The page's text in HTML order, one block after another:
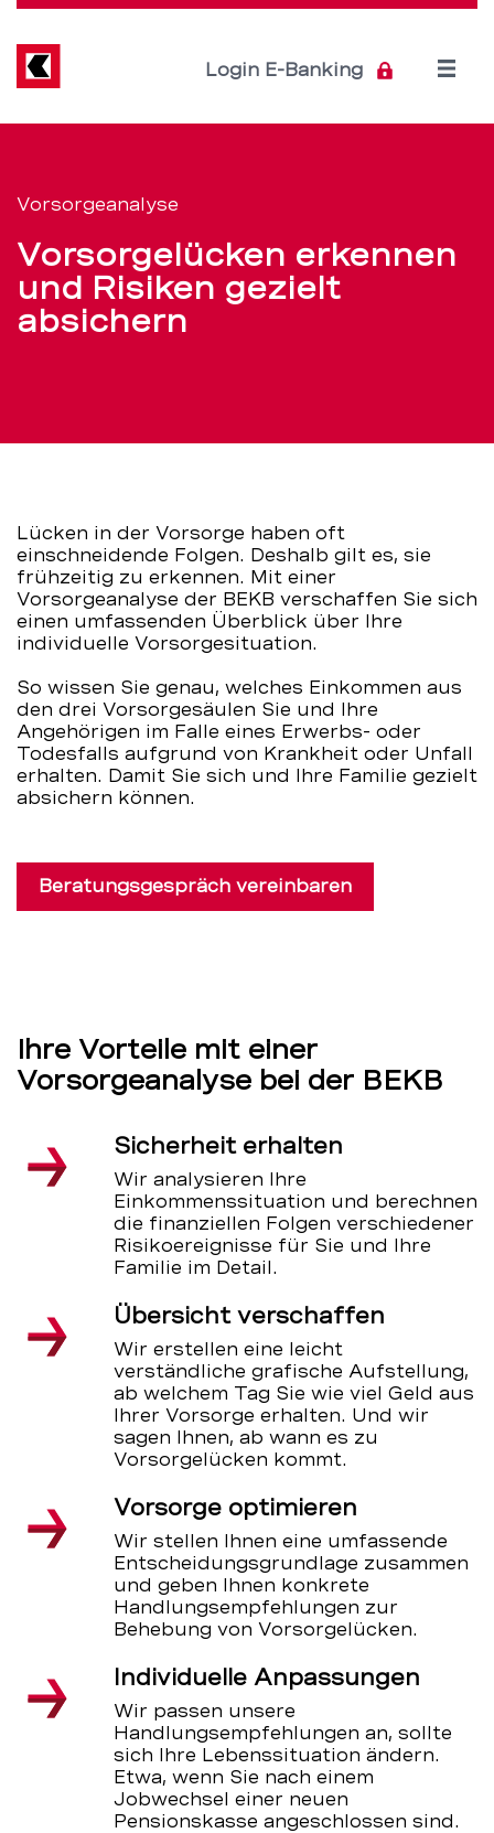
Lücken
in
der
Vorsorge
–
Direkt
Inhalt
Login E-Banking
Open
Vorsorgeanalyse
Vorsorgelücken erkennen
und Risiken gezielt
absichern
Lücken in der Vorsorge haben oft
einschneidende Folgen. Deshalb gilt es, sie
frühzeitig zu erkennen. Mit einer
Vorsorgeanalyse der BEKB verschaffen Sie sich
einen umfassenden Überblick über Ihre
individuelle Vorsorgesituation.
So wissen Sie genau, welches Einkommen aus
den drei Vorsorgesäulen Sie und Ihre
Angehörigen im Falle eines Erwerbs- oder
Todesfalls aufgrund von Krankheit oder Unfall
erhalten. Damit Sie sich und Ihre Familie gezielt
absichern können.
Beratungsgespräch vereinbaren
Ihre Vorteile mit einer
Vorsorgeanalyse bei der BEKB
Sicherheit erhalten
Wir analysieren Ihre
Einkommenssituation und berechnen
die finanziellen Folgen verschiedener
Risikoereignisse für Sie und Ihre
Familie im Detail.
Übersicht verschaffen
Wir erstellen eine leicht
verständliche grafische Aufstellung,
ab welchem Tag Sie wie viel Geld aus
Ihrer Vorsorge erhalten. Und wir
sagen Ihnen, ab wann es zu
Vorsorgelücken kommt.
Vorsorge optimieren
Wir stellen Ihnen eine umfassende
Entscheidungsgrundlage zusammen
und geben Ihnen konkrete
Handlungsempfehlungen zur
Behebung von Vorsorgelücken.
Individuelle Anpassungen
Wir passen unsere
Handlungsempfehlungen an, sollte
sich Ihre Lebenssituation ändern.
Etwa, wenn Sie nach einem
Jobwechsel einer neuen
Pensionskasse angeschlossen sind.